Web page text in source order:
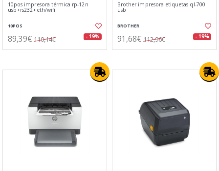
10pos impresora térmica rp-12n
usb+rs232+eth/wifi
10POS
89,39€ 110,14€ - 19%
Brother impresora etiquetas ql-700
usb
BROTHER
91,68€ 112,96€ - 19%